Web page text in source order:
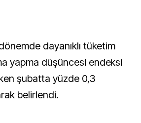
dayanıklı tüketim
yapma düşüncesi endeksi
şubatta yüzde 0,3
belirlendi.